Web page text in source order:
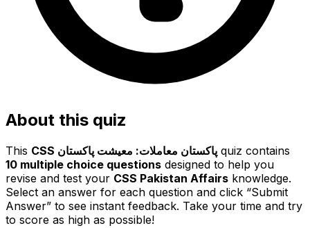
About this quiz
This CSS پاکستان معاملات: معیشت پاکستان quiz contains
10 multiple choice questions designed to help you
revise and test your CSS Pakistan Affairs knowledge.
Select an answer for each question and click “Submit
Answer” to see instant feedback. Take your time and try
to score as high as possible!